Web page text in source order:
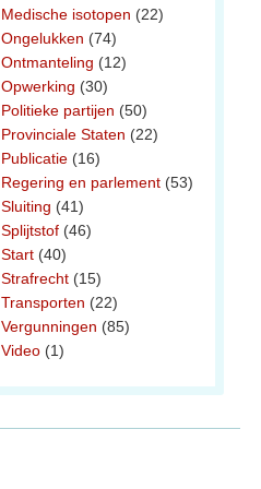
Medische isotopen (22)
Ongelukken (74)
Ontmanteling (12)
Opwerking (30)
Politieke partijen (50)
Provinciale Staten (22)
Publicatie (16)
Regering en parlement (53)
Sluiting (41)
Splijtstof (46)
Start (40)
Strafrecht (15)
Transporten (22)
Vergunningen (85)
Video (1)